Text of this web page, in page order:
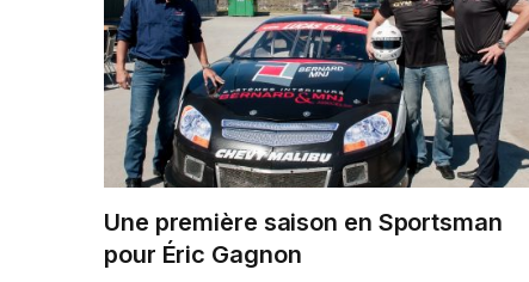
Une première saison en Sportsman
pour Éric Gagnon